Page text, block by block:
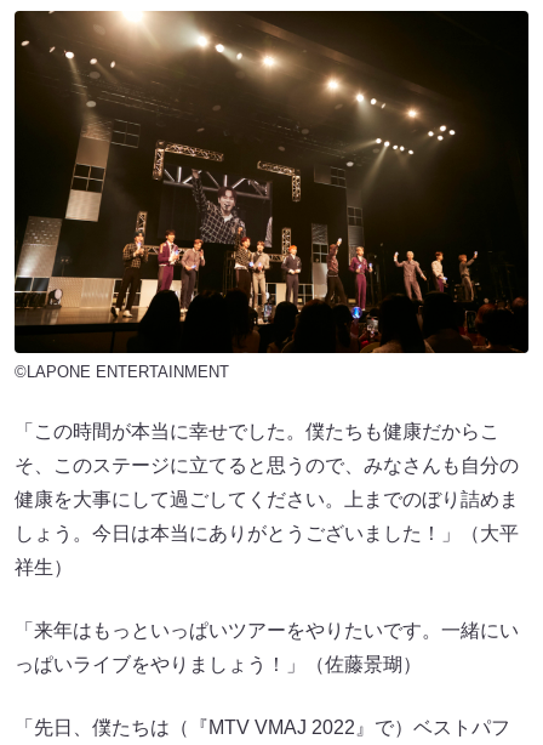
©LAPONE ENTERTAINMENT
「この時間が本当に幸せでした。僕たちも健康だからこ
そ、このステージに立てると思うので、みなさんも自分の
健康を大事にして過ごしてください。上までのぼり詰めま
しょう。今日は本当にありがとうございました！」（大平
祥生）
「来年はもっといっぱいツアーをやりたいです。一緒にい
っぱいライブをやりましょう！」（佐藤景瑚）
「先日、僕たちは（『MTV VMAJ 2022』で）ベストパフ